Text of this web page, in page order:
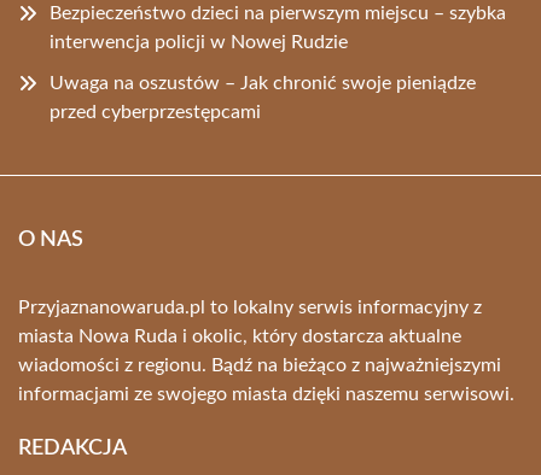
Bezpieczeństwo dzieci na pierwszym miejscu – szybka
interwencja policji w Nowej Rudzie
Uwaga na oszustów – Jak chronić swoje pieniądze
przed cyberprzestępcami
O NAS
Przyjaznanowaruda.pl to lokalny serwis informacyjny z
miasta Nowa Ruda i okolic, który dostarcza aktualne
wiadomości z regionu. Bądź na bieżąco z najważniejszymi
informacjami ze swojego miasta dzięki naszemu serwisowi.
REDAKCJA